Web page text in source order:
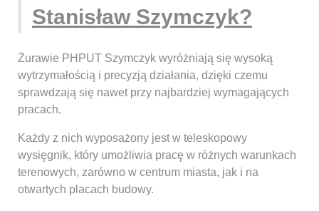
Stanisław Szymczyk?
Żurawie PHPUT Szymczyk wyróżniają się wysoką
wytrzymałością i precyzją działania, dzięki czemu
sprawdzają się nawet przy najbardziej wymagających
pracach.
Każdy z nich wyposażony jest w teleskopowy
wysięgnik, który umożliwia pracę w różnych warunkach
terenowych, zarówno w centrum miasta, jak i na
otwartych placach budowy.